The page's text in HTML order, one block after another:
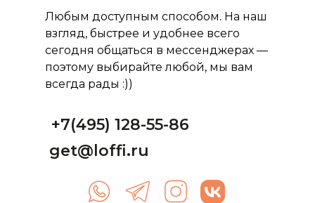
Любым доступным способом. На наш
взгляд, быстрее и удобнее всего
сегодня общаться в мессенджерах —
поэтому выбирайте любой, мы вам
всегда рады :))
+7(495) 128-55-86
get@loffi.ru